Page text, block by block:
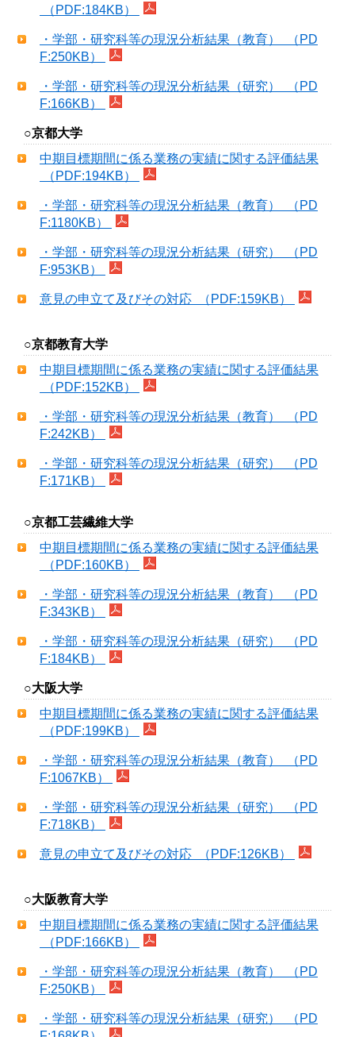
（PDF:184KB）
・学部・研究科等の現況分析結果（教育） （PD
F:250KB）
・学部・研究科等の現況分析結果（研究） （PD
F:166KB）
○京都大学
中期目標期間に係る業務の実績に関する評価結果
（PDF:194KB）
・学部・研究科等の現況分析結果（教育） （PD
F:1180KB）
・学部・研究科等の現況分析結果（研究） （PD
F:953KB）
意見の申立て及びその対応 （PDF:159KB）
○京都教育大学
中期目標期間に係る業務の実績に関する評価結果
（PDF:152KB）
・学部・研究科等の現況分析結果（教育） （PD
F:242KB）
・学部・研究科等の現況分析結果（研究） （PD
F:171KB）
○京都工芸繊維大学
中期目標期間に係る業務の実績に関する評価結果
（PDF:160KB）
・学部・研究科等の現況分析結果（教育） （PD
F:343KB）
・学部・研究科等の現況分析結果（研究） （PD
F:184KB）
○大阪大学
中期目標期間に係る業務の実績に関する評価結果
（PDF:199KB）
・学部・研究科等の現況分析結果（教育） （PD
F:1067KB）
・学部・研究科等の現況分析結果（研究） （PD
F:718KB）
意見の申立て及びその対応 （PDF:126KB）
○大阪教育大学
中期目標期間に係る業務の実績に関する評価結果
（PDF:166KB）
・学部・研究科等の現況分析結果（教育） （PD
F:250KB）
・学部・研究科等の現況分析結果（研究） （PD